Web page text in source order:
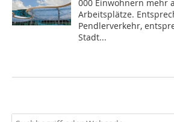
000 Einwohnern mehr
Arbeitsplätze.
Pendlerverkehr,
Stadt...